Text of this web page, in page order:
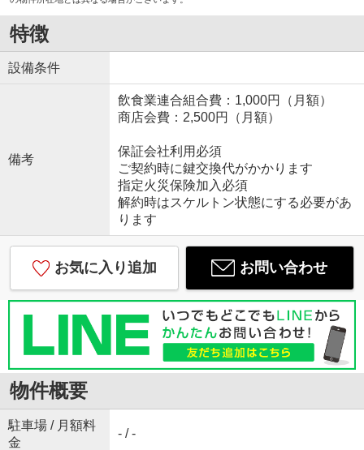
特徴
設備条件
備考
飲食業連合組合費：1,000円（月額）
商店会費：2,500円（月額）
保証会社利用必須
ご契約時に鍵交換代がかかります
指定火災保険加入必須
解約時はスケルトン状態にする必要があ
ります
お気に入り追加 お問い合わせ
物件概要
駐車場 / 月額料
金
- / -